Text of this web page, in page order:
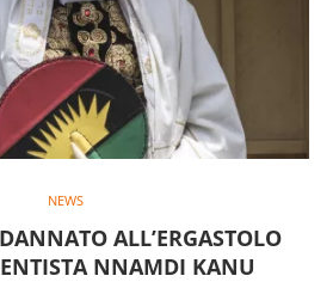
NEWS
ALL’ERGASTOLO
NNAMDI KANU